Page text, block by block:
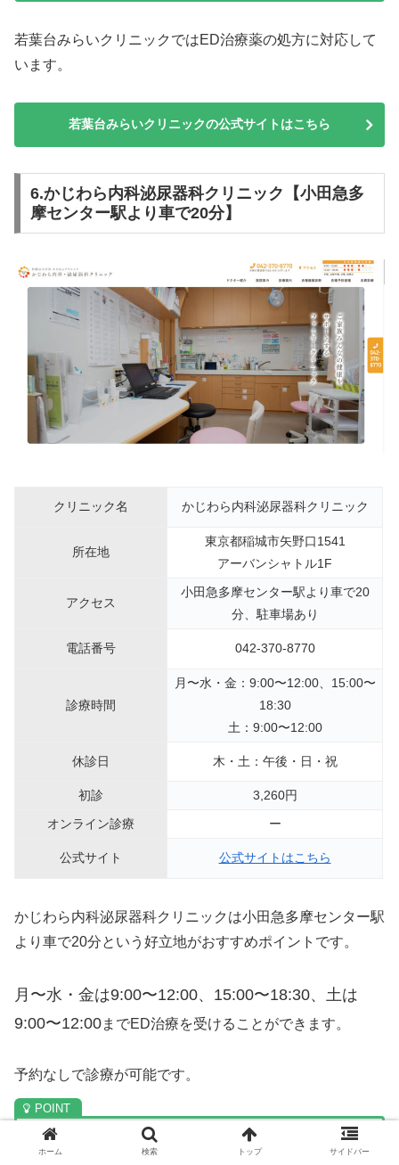
若葉台みらいクリニックではED治療薬の処方に対応して
います。
若葉台みらいクリニックの公式サイトはこちら
6.かじわら内科泌尿器科クリニック【小田急多
摩センター駅より車で20分】
クリニック名 かじわら内科泌尿器科クリニック
所在地
東京都稲城市矢野口1541
アーバンシャトル1F
アクセス
小田急多摩センター駅より車で20
分、駐車場あり
電話番号 042-370-8770
診療時間
月〜水・金：9:00〜12:00、15:00〜
18:30
土：9:00〜12:00
休診日 木・土：午後・日・祝
初診
3,260円
オンライン診療
ー
公式サイト 公式サイトはこちら
かじわら内科泌尿器科クリニックは小田急多摩センター駅
より車で20分という好立地がおすすめポイントです。
月〜水・金は9:00〜12:00、15:00〜18:30、土は
9:00〜12:00までED治療を受けることができます。
予約なしで診療が可能です。
・小田急多摩センター駅より車で20分
ホーム 検索 トップ サイドバー